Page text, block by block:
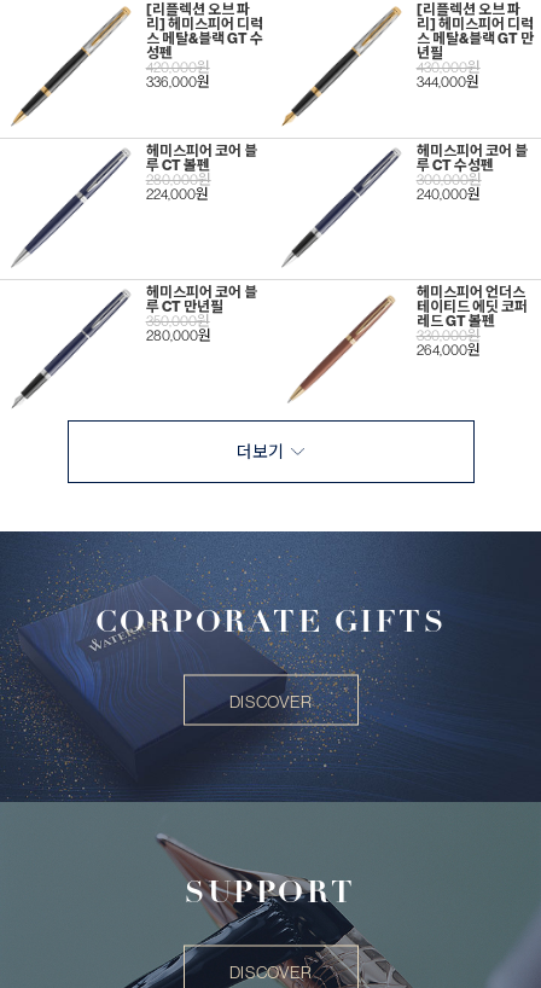
[리플렉션 오브 파
리] 헤미스피어 디럭
스 메탈&블랙 GT 수
성펜
420,000원
336,000원
[리플렉션 오브 파
리] 헤미스피어 디럭
스 메탈&블랙 GT 만
년필
430,000원
344,000원
헤미스피어 코어 블
루 CT 볼펜
280,000원
224,000원
헤미스피어 코어 블
루 CT 수성펜
300,000원
240,000원
헤미스피어 코어 블
루 CT 만년필
350,000원
280,000원
헤미스피어 언더스
테이티드 에딧 코퍼
레드 GT 볼펜
330,000원
264,000원
더보기
CORPORATE GIFTS
DISCOVER
SUPPORT
DISCOVER